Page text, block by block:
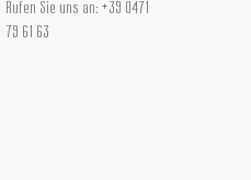
Rufen Sie uns an: +39 0471
79 61 63